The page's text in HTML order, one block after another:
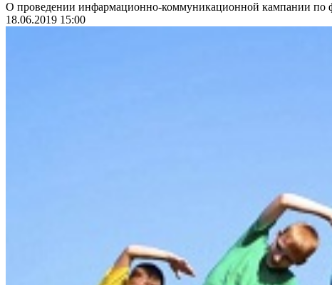
О проведении инфармационно-коммуникационной кампании по
18.06.2019 15:00